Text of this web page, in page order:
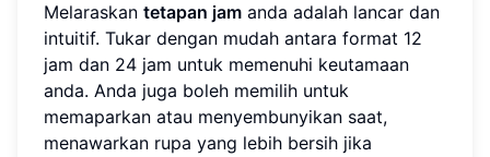
Melaraskan tetapan jam anda adalah lancar dan
intuitif. Tukar dengan mudah antara format 12
jam dan 24 jam untuk memenuhi keutamaan
anda. Anda juga boleh memilih untuk
memaparkan atau menyembunyikan saat,
menawarkan rupa yang lebih bersih jika